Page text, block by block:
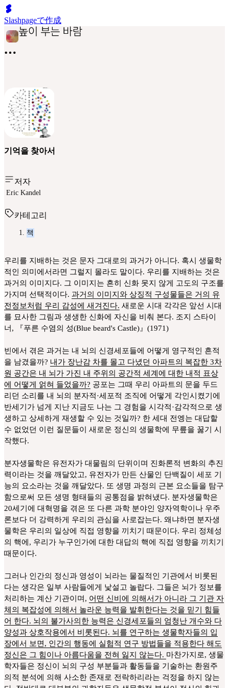
Slashpageで作成
기억을 찾아서
저자
Eric Kandel
카테고리
책
우리를 지배하는 것은 문자 그대로의 과거가 아니다. 혹시 생물학
적인 의미에서라면 그럴지 몰라도 말이다. 우리를 지배하는 것은
과거의 이미지다. 그 이미지는 흔히 신화 못지 않게 고도의 구조를
가지며 선택적이다. 과거의 이미지와 상징적 구성물들은 거의 유
전정보처럼 우리 감성에 새겨진다. 새로운 시대 각각은 앞선 시대
를 묘사한 그림과 생생한 신화에 자신을 비춰 본다. 조지 스타이
너, 『푸른 수염의 성(Blue beard's Castle)』(1971)
빈에서 겪은 과거는 내 뇌의 신경세포들에 어떻게 영구적인 흔적
을 남겼을까? 내가 장난감 차를 몰고 다녔던 아파트의 복잡한 3차
원 공간은 내 뇌가 가진 내 주위의 공간적 세계에 대한 내적 표상
에 어떻게 얽혀 들었을까? 공포는 그때 우리 아파트의 문을 두드
리던 소리를 내 뇌의 분자적·세포적 조직에 어떻게 각인시켰기에
반세기가 넘게 지난 지금도 나는 그 경험을 시각적·감각적으로 생
생하고 상세하게 재생할 수 있는 것일까? 한 세대 전엥는 대답할
수 없었던 이런 질문들이 새로운 정신의 생물학에 무릎을 꿇기 시
작했다.
분자생물학은 유전자가 대물림의 단위이며 진화론적 변화의 추진
력이라는 것을 깨달았고, 유전자가 만든 산물인 단백질이 세포 기
능의 요소라는 것을 깨달았다. 또 생명 과정의 근본 요소들을 탐구
함으로써 모든 생명 형태들의 공통점을 밝혀냈다. 분자생물학은
20세기에 대혁명을 겪은 또 다른 과학 분야인 양자역학이나 우주
론보다 더 강력하게 우리의 관심을 사로잡는다. 왜냐하면 분자생
물학은 우리의 일상에 직접 영향을 끼치기 때문이다. 우리 정체성
의 핵에, 우리가 누구인가에 대한 대답의 핵에 직접 영향을 끼치기
때문이다.
그러나 인간의 정신과 영성이 뇌라는 물질적인 기관에서 비롯된
다는 생각은 일부 사람들에게 낯설고 놀랍다. 그들은 뇌가 정보를
처리하는 계산 기관이며, 어떤 신비에 의해서가 아니라 그 기관 자
체의 복잡성에 의해서 놀라운 능력을 발휘한다는 것을 믿기 힘들
어 한다. 뇌의 불가사의한 능력은 신경세포들의 엄청난 개수와 다
양성과 상호작용에서 비롯된다. 뇌를 연구하는 생물학자들의 입
장에서 보면, 인간의 행동에 실험적 연구 방법들을 적용한다 해도
정신은 그 힘이나 아름다움을 전혀 잃지 않는다. 마찬가지로, 생물
학자들은 정신이 뇌의 구성 부분들과 활동들을 기술하는 환원주
의적 분석에 의해 사소한 존재로 전락하리라는 걱정을 하지 않는